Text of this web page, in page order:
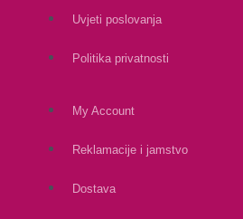
Uvjeti poslovanja
Politika privatnosti
My Account
Reklamacije i jamstvo
Dostava